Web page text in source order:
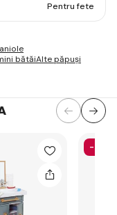
Pentru fete
bătăiAlte păpuși
-36%